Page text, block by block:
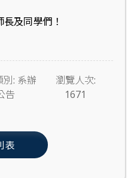
及同學們！
別: 系辦
告
瀏覽人次:
1671
表